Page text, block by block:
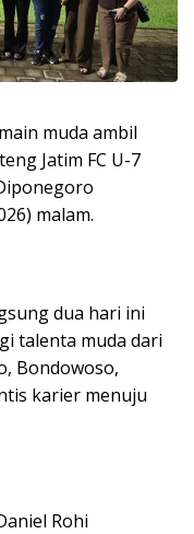
muda ambil
Jatim FC U-7
malam.
dua hari ini
talenta muda dari
Bondowoso,
karier menuju
Rohi